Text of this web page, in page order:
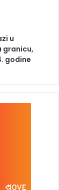
u
granicu,
godine